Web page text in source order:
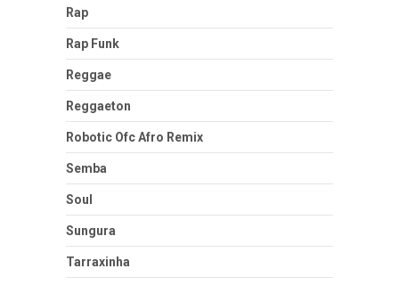
Rap
Rap Funk
Reggae
Reggaeton
Robotic Ofc Afro Remix
Semba
Soul
Sungura
Tarraxinha